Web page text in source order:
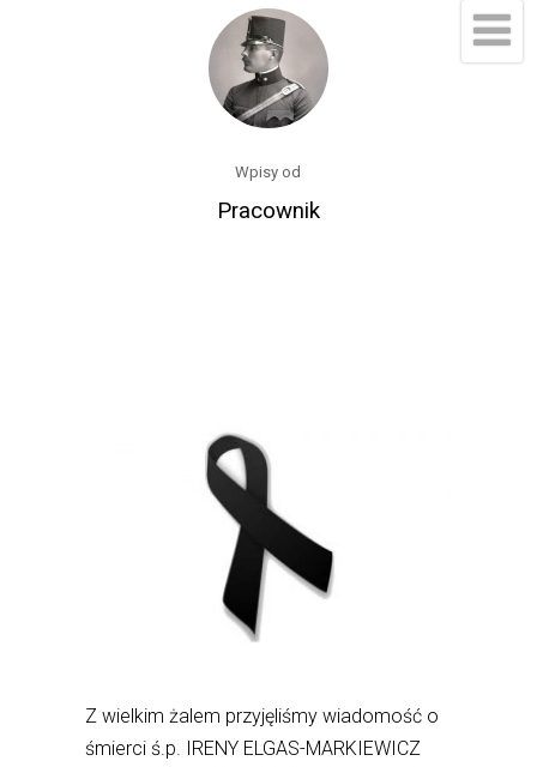
Wpisy od
Pracownik
Z wielkim żalem przyjęliśmy wiadomość o
śmierci ś.p. IRENY ELGAS-MARKIEWICZ